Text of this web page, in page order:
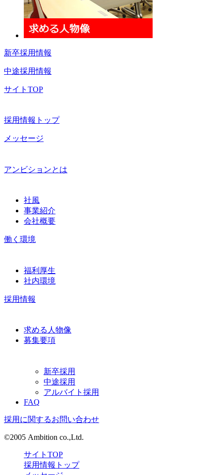
新卒採用情報
中途採用情報
サイトTOP
採用情報トップ
メッセージ
アンビションとは
社風
事業紹介
会社概要
働く環境
福利厚生
社内環境
採用情報
求める人物像
募集要項
新卒採用
中途採用
アルバイト採用
FAQ
採用に関するお問い合わせ
©2005 Ambition co.,Ltd.
サイトTOP
採用情報トップ